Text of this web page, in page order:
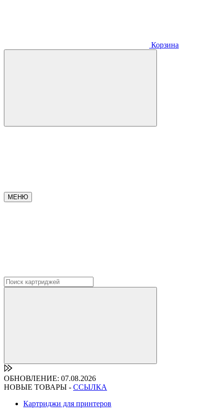
Корзина
МЕНЮ
ОБНОВЛЕНИЕ: 07.08.2026
НОВЫЕ ТОВАРЫ - ССЫЛКА
Картриджи для принтеров